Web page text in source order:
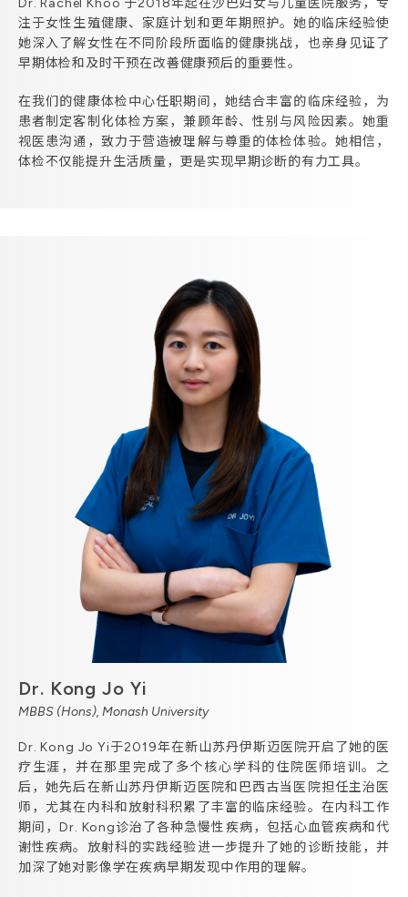
Dr. Rachel Khoo 于2018年起在沙巴妇女与儿童医院服务，专
注于女性生殖健康、家庭计划和更年期照护。她的临床经验使
她深入了解女性在不同阶段所面临的健康挑战，也亲身见证了
早期体检和及时干预在改善健康预后的重要性。
在我们的健康体检中心任职期间，她结合丰富的临床经验，为
患者制定客制化体检方案，兼顾年龄、性别与风险因素。她重
视医患沟通，致力于营造被理解与尊重的体检体验。她相信，
体检不仅能提升生活质量，更是实现早期诊断的有力工具。
Dr. Kong Jo Yi
MBBS (Hons), Monash University
Dr. Kong Jo Yi于2019年在新山苏丹伊斯迈医院开启了她的医
疗生涯，并在那里完成了多个核心学科的住院医师培训。之
后，她先后在新山苏丹伊斯迈医院和巴西古当医院担任主治医
师，尤其在内科和放射科积累了丰富的临床经验。在内科工作
期间，Dr. Kong诊治了各种急慢性疾病，包括心血管疾病和代
谢性疾病。放射科的实践经验进一步提升了她的诊断技能，并
加深了她对影像学在疾病早期发现中作用的理解。